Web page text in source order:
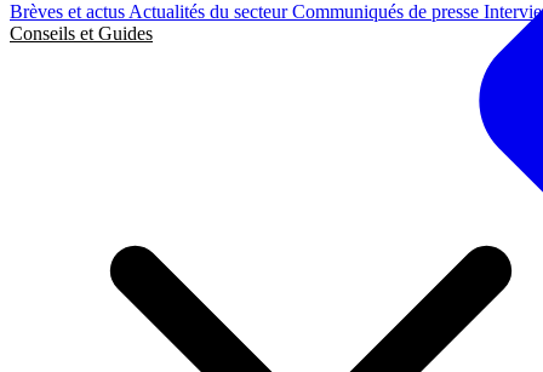
Brèves et actus Actualités du secteurCommuniqués de presse
Conseils et Guides